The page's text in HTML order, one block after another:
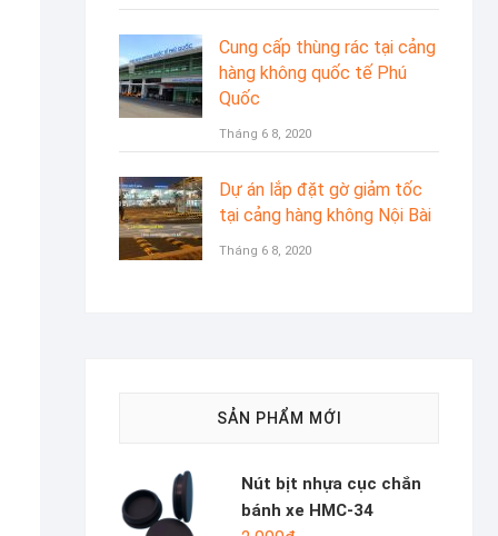
Cung cấp thùng rác tại cảng
hàng không quốc tế Phú
Quốc
Tháng 6 8, 2020
Dự án lắp đặt gờ giảm tốc
tại cảng hàng không Nội Bài
Tháng 6 8, 2020
SẢN PHẨM MỚI
Nút bịt nhựa cục chắn
bánh xe HMC-34